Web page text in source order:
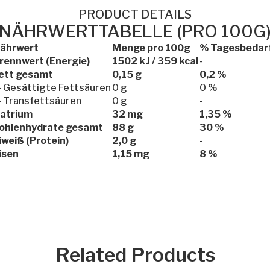
PRODUCT DETAILS
NÄHRWERTTABELLE (PRO
Menge pro 100g
%
(Energie)
1502 kJ / 359 kcal -
gesamt
0,15 g
0,2 %
Gesättigte Fettsäuren 0 g
0 %
Transfettsäuren
0 g
-
32 mg
1,35 %
gesamt
88 g
30 %
(Protein)
2,0 g
-
1,15 mg 8 %
Related Products